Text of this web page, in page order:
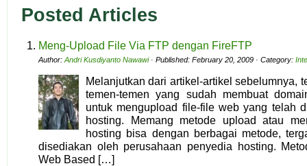
Posted Articles
Meng-Upload File Via FTP dengan FireFTP
Author: Andri Kusdiyanto Nawawi· Published: February 20, 2009 · Category:
Melanjutkan dari artikel-artikel sebelumnya,
temen-temen yang sudah membuat
untuk mengupload file-file web yang telah
hosting. Memang metode upload atau
hosting bisa dengan berbagai metode,
disediakan oleh perusahaan penyedia hosting.
Web Based […]